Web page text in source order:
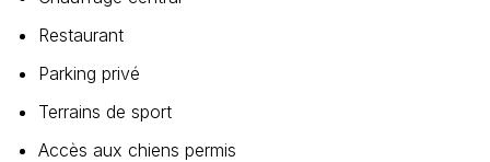
Restaurant
Parking privé
Terrains de sport
Accès aux chiens permis